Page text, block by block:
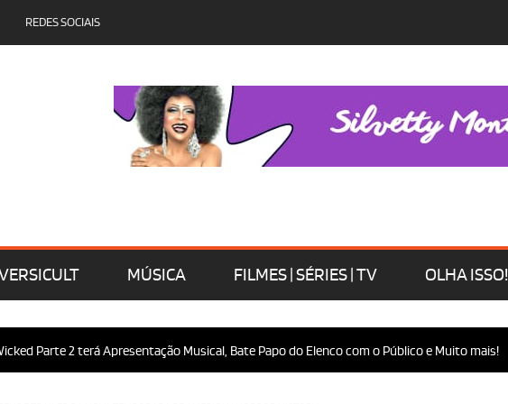
REDES SOCIAIS
MÚSICA FILMES | SÉRIES | TV OLHA ISSO!
2 terá Apresentação Musical, Bate Papo do Elenco com o Público e Muito mais! •